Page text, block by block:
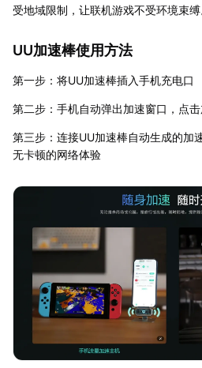
受地域限制，让联机游戏不受环境束缚
UU加速棒使用方法
第一步：将UU加速棒插入手机充电口
第二步：手机自动弹出加速窗口，点
第三步：连接UU加速棒自动生成的加
无卡顿的网络体验